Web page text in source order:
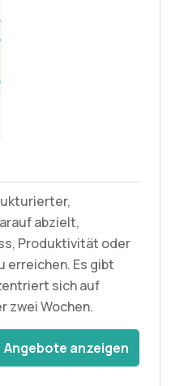
abzielt,
Produktivität oder
erreichen. Es gibt
sich auf
zwei Wochen.
Angebote anzeigen